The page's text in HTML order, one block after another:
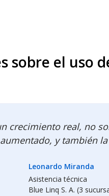
sobre el uso
crecimiento real, no
y también la
Leonardo Miranda
Asistencia técnica
Blue Linq S. A. (3